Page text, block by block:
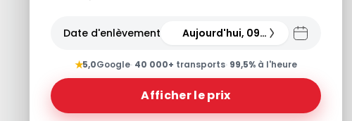
Date d'enlèvement Aujourd'hui, 09.08.26
★5,0Google· 40 000+ transports· 99,5% à l'heure
Afficher le prix